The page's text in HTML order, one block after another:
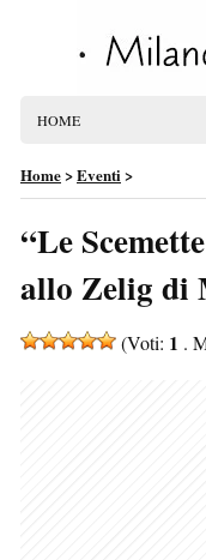
HOME
Home>Eventi>
“Le
allo Zelig di
(Voti: 1 .